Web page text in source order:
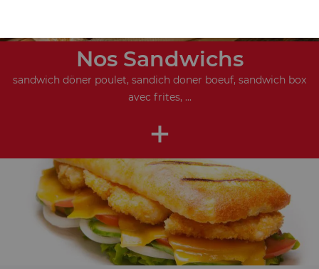
Nos Sandwichs
sandwich döner poulet, sandich doner boeuf, sandwich box
avec frites, ...
+